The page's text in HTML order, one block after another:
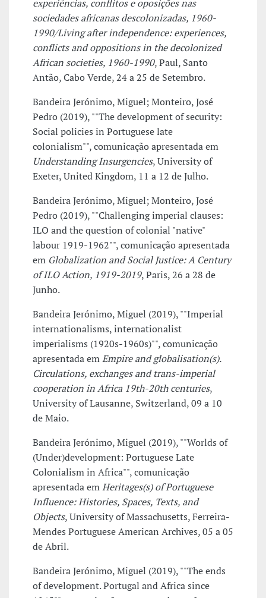
experiências, conflitos e oposições nas
sociedades africanas descolonizadas, 1960-
1990/Living after independence: experiences,
conflicts and oppositions in the decolonized
African societies, 1960-1990, Paul, Santo
Antão, Cabo Verde, 24 a 25 de Setembro.
Bandeira Jerónimo, Miguel; Monteiro, José
Pedro (2019), ""The development of security:
Social policies in Portuguese late
colonialism"", comunicação apresentada em
Understanding Insurgencies, University of
Exeter, United Kingdom, 11 a 12 de Julho.
Bandeira Jerónimo, Miguel; Monteiro, José
Pedro (2019), ""Challenging imperial clauses:
ILO and the question of colonial "native"
labour 1919-1962"", comunicação apresentada
em Globalization and Social Justice: A Century
of ILO Action, 1919-2019, Paris, 26 a 28 de
Junho.
Bandeira Jerónimo, Miguel (2019), ""Imperial
internationalisms, internationalist
imperialisms (1920s-1960s)"", comunicação
apresentada emEmpire and globalisation(s).
Circulations, exchanges and trans-imperial
cooperation in Africa 19th-20th centuries,
University of Lausanne, Switzerland, 09 a 10
de Maio.
Bandeira Jerónimo, Miguel (2019), ""Worlds of
(Under)development: Portuguese Late
Colonialism in Africa"", comunicação
apresentada emHeritages(s) of Portuguese
Influence: Histories, Spaces, Texts, and
Objects, University of Massachusetts, Ferreira-
Mendes Portuguese American Archives, 05 a 05
de Abril.
Bandeira Jerónimo, Miguel (2019), ""The ends
of development. Portugal and Africa since